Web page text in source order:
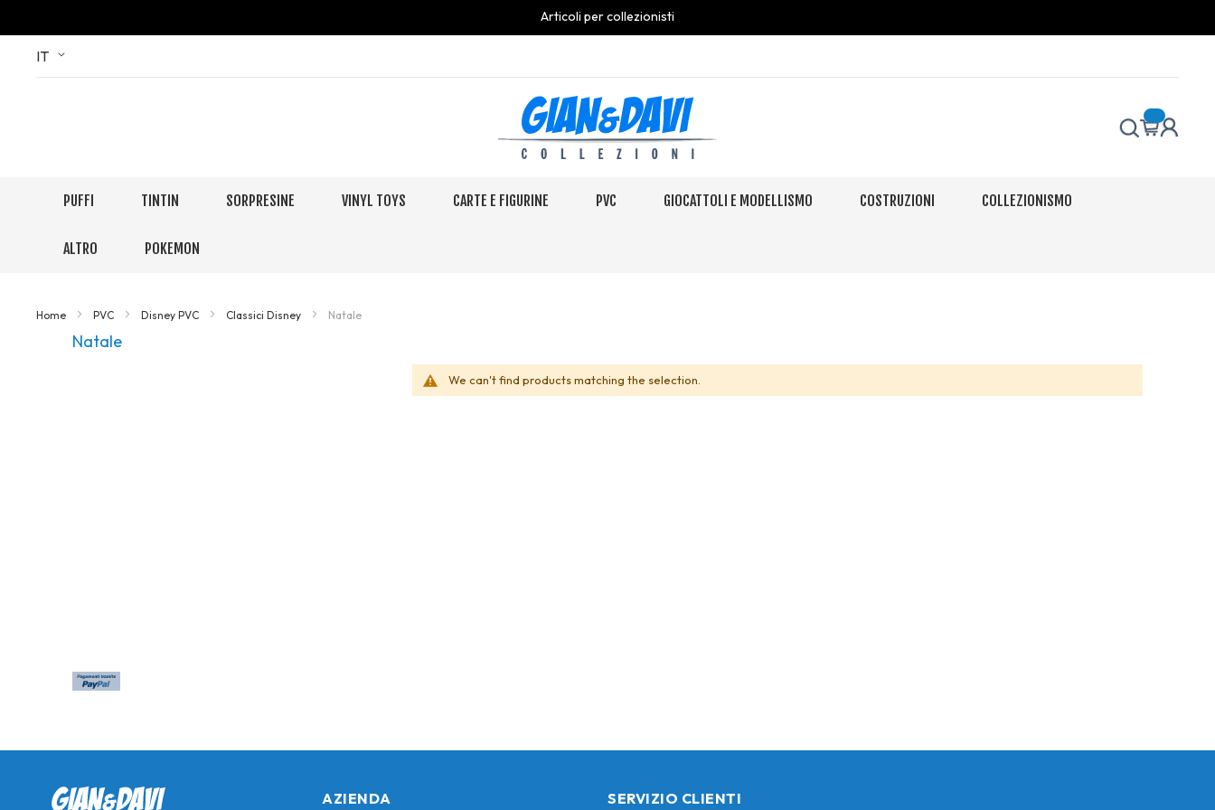
Articoli per collezionisti
Skip
Language
IT
PUFFI TINTIN SORPRESINE VINYL TOYS CARTE E FIGURINE PVC GIOCATTOLI E MODELLISMO COSTRUZIONI COLLEZIONISMO
ALTRO POKEMON
Home PVC Disney PVC Classici Disney Natale
Natale
We can't find products matching the selection.
AZIENDA SERVIZIO CLIENTI